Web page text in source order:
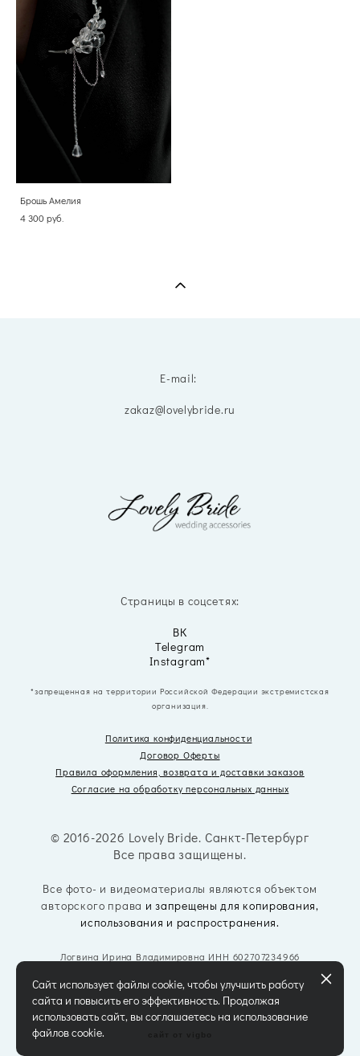
Брошь Амелия
4 300 pуб.
E-mail:
zakaz@lovelybride.ru
Страницы в соцсетях:
ВК
Telegram
Instagram*
*запрещенная на территории Российской Федерации экстремистская
организация.
Политика конфиденциальности
Договор Оферты
Правила оформления, возвратаи доставки заказов
Согласие на обработку персональных данных
© 2016-2026 Lovely Bride. Санкт-Петербург
Все права защищены.
Все фото- и видеоматериалы являются объектом
авторского права и запрещены для копирования,
использования и распространения.
Логвина Ирина Владимировна ИНН 602707234966
Сайт использует файлы cookie, чтобы улучшить работу
сайта и повысить его эффективность. Продолжая
использовать сайт, вы соглашаетесь на использование
файлов cookie.